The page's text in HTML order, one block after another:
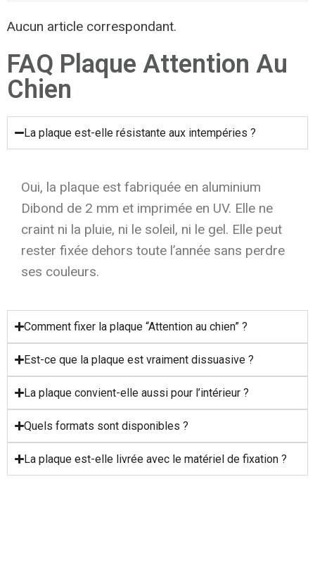
Aucun article correspondant.
FAQ Plaque Attention Au
Chien
La plaque est-elle résistante aux intempéries ?
Oui, la plaque est fabriquée en aluminium
Dibond de 2 mm et imprimée en UV. Elle ne
craint ni la pluie, ni le soleil, ni le gel. Elle peut
rester fixée dehors toute l’année sans perdre
ses couleurs.
Comment fixer la plaque “Attention au chien” ?
Est-ce que la plaque est vraiment dissuasive ?
La plaque convient-elle aussi pour l’intérieur ?
Quels formats sont disponibles ?
La plaque est-elle livrée avec le matériel de fixation ?